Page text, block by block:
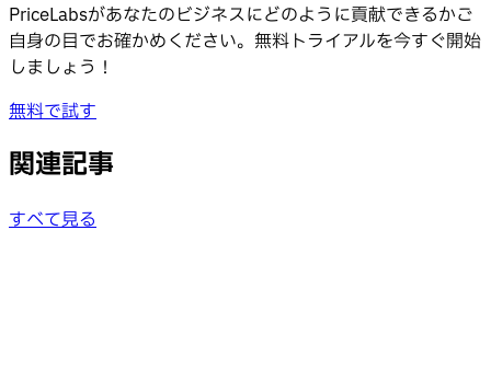
PriceLabsがあなたのビジネスにどのように貢献できるかご
自身の目でお確かめください。無料トライアルを今すぐ開始
しましょう！
無料で試す
関連記事
すべて見る